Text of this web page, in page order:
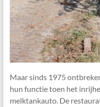
Maar sinds 1975
hun functie toen het
melktankauto. De